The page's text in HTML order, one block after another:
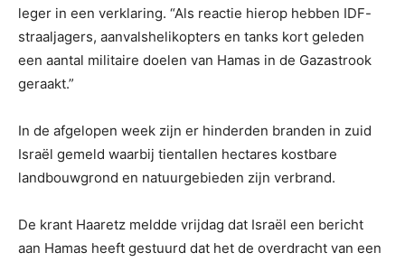
leger in een verklaring. “Als reactie hierop hebben IDF-
straaljagers, aanvalshelikopters en tanks kort geleden
een aantal militaire doelen van Hamas in de Gazastrook
geraakt.”
In de afgelopen week zijn er hinderden branden in zuid
Israël gemeld waarbij tientallen hectares kostbare
landbouwgrond en natuurgebieden zijn verbrand.
De krant Haaretz meldde vrijdag dat Israël een bericht
aan Hamas heeft gestuurd dat het de overdracht van een